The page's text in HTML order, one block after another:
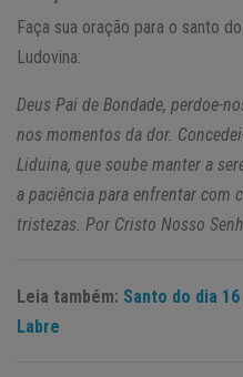
Faça sua oração para o santo
Ludovina:
Deus Pai de Bondade, perdoe-
nos momentos da dor.
Liduina, que soube manter a
a paciência para enfrentar com
tristezas. Por Cristo Nosso
Leia também: Santo do dia
Labre